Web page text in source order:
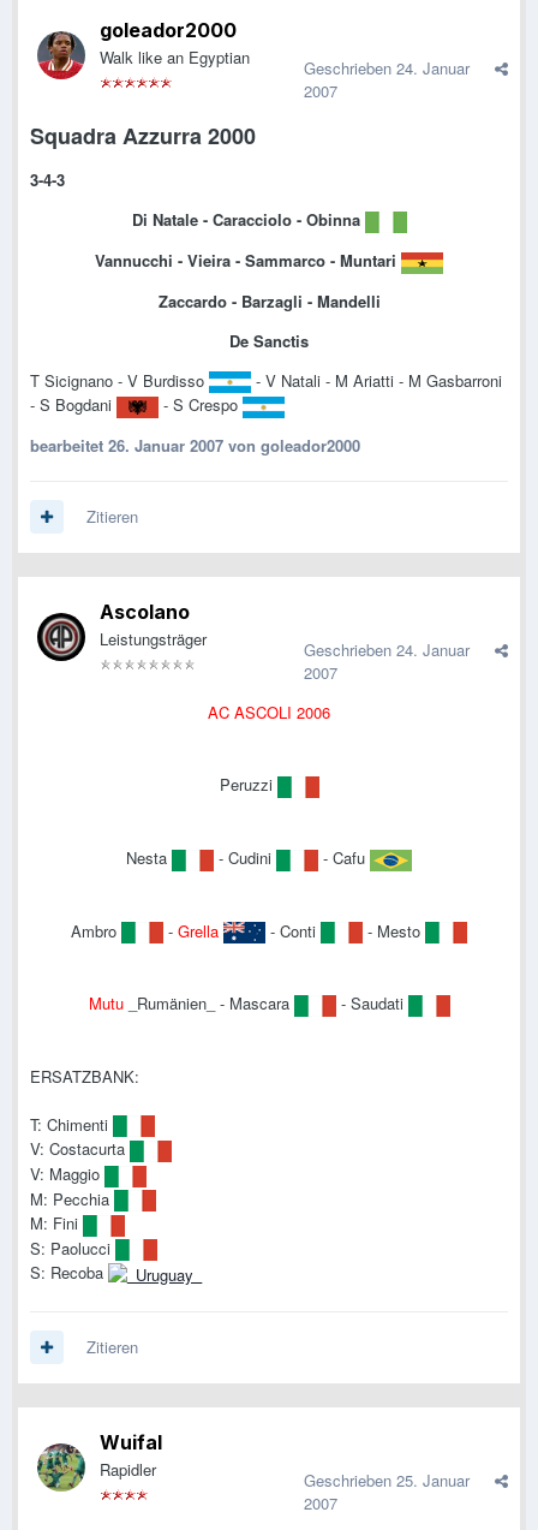
goleador2000
Walk like an Egyptian Geschrieben 24. Januar
2007
Squadra Azzurra 2000
3-4-3
Di Natale - Caracciolo - Obinna
Vannucchi - Vieira - Sammarco - Muntari
Zaccardo - Barzagli - Mandelli
De Sanctis
T Sicignano - V Burdisso
- V Natali - M Ariatti - M Gasbarroni
- S Bogdani
- S Crespo
bearbeitet 26. Januar 2007 von goleador2000
Zitieren
Ascolano
Leistungsträger Geschrieben 24. Januar
2007
AC ASCOLI 2006
Peruzzi
Nesta - Cudini - Cafu
Ambro - Grella - Conti - Mesto
Mutu_Rumänien_ - Mascara - Saudati
ERSATZBANK:
T: Chimenti
V: Costacurta
V: Maggio
M: Pecchia
M: Fini
S: Paolucci
S: Recoba
Zitieren
Wuifal
Rapidler Geschrieben 25. Januar
2007